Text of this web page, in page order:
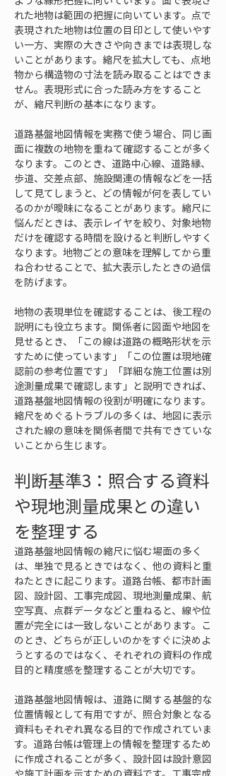
れた地物は範囲の把握に向いています。点で
表現された地物は位置の目印として使いやす
い一方、実際の大きさや向きまでは表現しな
いことがあります。縮尺を拡大しても、点地
物から構造物の寸法を読み取ることはできま
せん。表現形式に合った読み方をすること
が、縮尺判断の基本になります。
道路基盤地図情報を実務で使う場合、同じ画
面に複数の地物を重ねて確認することが多く
なります。このとき、道路中心線、道路縁、
歩道、交差点部、施設関連の情報などを一括
して見てしまうと、どの情報が何を表してい
るのかが曖昧になることがあります。縮尺に
悩んだときは、表示レイヤを絞り、対象地物
だけを確認する時間を設けると判断しやすく
なります。地物ごとの意味を理解してから重
ね合わせることで、拡大表示したときの過信
を防げます。
地物の表現単位を確認することは、後工程の
説明にも役立ちます。関係者に図面や地図を
見せるとき、「この線は道路の概略形状を示
すために使っています」「この位置は現地確
認前の参考位置です」「詳細な施工位置は別
途測量成果で確認します」と説明できれば、
道路基盤地図情報の役割が明確になります。
縮尺をめぐるトラブルの多くは、地図に表示
された線の意味を関係者間で共有できていな
いことから生じます。
判断基準3：照合する資料
や現地測量成果との違い
を整理する
道路基盤地図情報の縮尺に悩む場面の多く
は、単独で見るときではなく、他の資料と重
ねたときに起こります。道路台帳、都市計画
図、設計図、工事完成図、現地測量成果、航
空写真、点群データなどと重ねると、線や位
置が完全には一致しないことがあります。こ
のとき、どちらが正しいのかをすぐに決めよ
うとするのではなく、それぞれの資料の作成
目的と精度感を整理することが大切です。
道路基盤地図情報は、道路に関する基盤的な
位置情報として有用ですが、照合対象となる
資料もそれぞれ異なる目的で作成されていま
す。道路台帳は管理上の情報を整理するため
に作成されることが多く、設計図は設計意図
や施工計画を示すための資料です。工事完成